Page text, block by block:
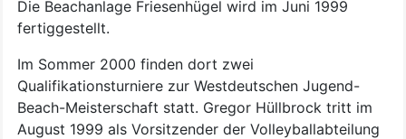
Die Beachanlage Friesenhügel wird im Juni 1999
fertiggestellt.
Im Sommer 2000 finden dort zwei
Qualifikationsturniere zur Westdeutschen Jugend-
Beach-Meisterschaft statt. Gregor Hüllbrock tritt im
August 1999 als Vorsitzender der Volleyballabteilung